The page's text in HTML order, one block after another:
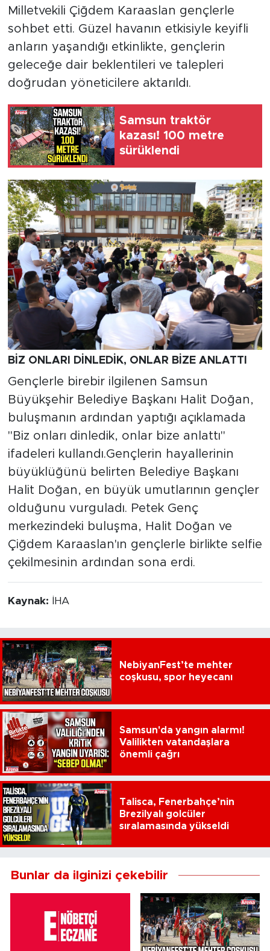
Milletvekili Çiğdem Karaaslan gençlerle
sohbet etti. Güzel havanın etkisiyle keyifli
anların yaşandığı etkinlikte, gençlerin
geleceğe dair beklentileri ve talepleri
doğrudan yöneticilere aktarıldı.
Samsun traktör
kazası! 100 metre
sürüklendi
BİZ ONLARI DİNLEDİK, ONLAR BİZE ANLATTI
Gençlerle birebir ilgilenen Samsun
Büyükşehir Belediye Başkanı Halit Doğan,
buluşmanın ardından yaptığı açıklamada
"Biz onları dinledik, onlar bize anlattı"
ifadeleri kullandı.Gençlerin hayallerinin
büyüklüğünü belirten Belediye Başkanı
Halit Doğan, en büyük umutlarının gençler
olduğunu vurguladı. Petek Genç
merkezindeki buluşma, Halit Doğan ve
Çiğdem Karaaslan'ın gençlerle birlikte selfie
çekilmesinin ardından sona erdi.
Kaynak: İHA
NebiyanFest’te mehter
coşkusu, spor heyecanı
Samsun'da yangın alarmı!
Valilikten vatandaşlara
önemli çağrı
Talisca, Fenerbahçe’nin
Brezilyalı golcüler
sıralamasında yükseldi
Bunlar da ilginizi çekebilir